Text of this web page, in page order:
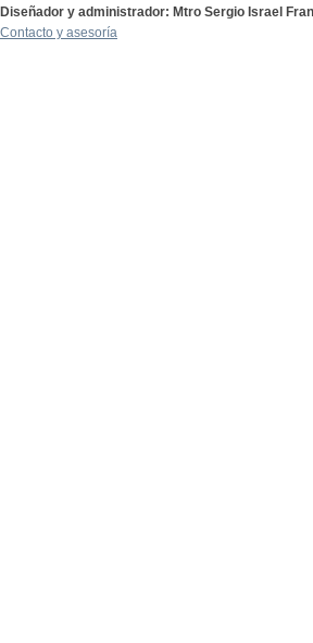
Diseñador y administrador: Mtro Sergio Israel
Contacto y asesoría